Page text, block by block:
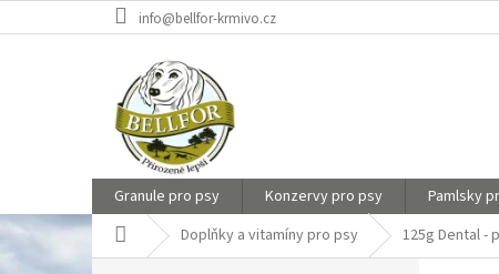
na
info@bellfor-krmivo.cz
Granule pro psy Konzervy pro psy Pamlsky
Domů Doplňky a vitamíny pro psy 125g Dental -